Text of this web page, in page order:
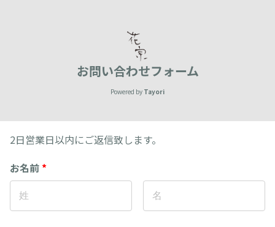
お問い合わせフォーム
Powered by Tayori
2日営業日以内にご返信致します。
お名前 *